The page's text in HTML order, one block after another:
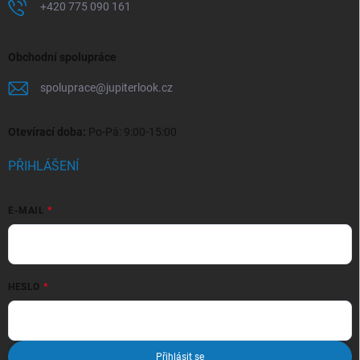
+420 775 090 161
Obchodní spolupráce
spoluprace@jupiterlook.cz
Otevírací doba: Po-Pá: 9:00-15:00
PŘIHLÁŠENÍ
E-MAIL
HESLO
Přihlásit se